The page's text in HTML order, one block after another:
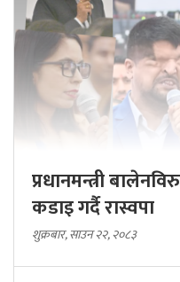
प्रधानमन्त्री
कडाइ गर्दै रास्वपा
शुक्रबार, साउन २२, २०८३